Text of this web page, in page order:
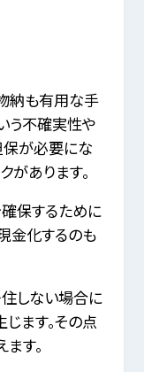
納も有用な手
う不確実性や
が必要にな
があります。
保するために
金化するのも
住しない場合に
ます。その点
す。